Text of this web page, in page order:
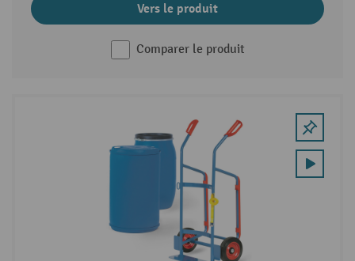
Vers le produit
Comparer le produit